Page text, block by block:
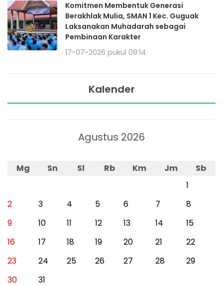
Komitmen Membentuk Generasi
Berakhlak Mulia, SMAN 1 Kec. Guguak
Laksanakan Muhadarah sebagai
Pembinaan Karakter
17-07-2026 pukul 09:14
Kalender
Agustus 2026
Mg Sn Sl Rb Km Jm
Sb
1
2
3 4 5 6 7
8
9
10 11 12 13 14
15
16
17 18 19 20 21
22
23
24 25 26 27 28
29
30
31